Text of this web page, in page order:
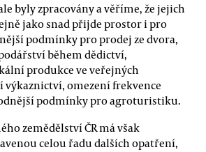
byly zpracovány a věříme, že jejich
jako snad přijde prostor i pro
podmínky pro prodej ze dvora,
během dědictví,
produkce ve veřejných
výkaznictví, omezení frekvence
podmínky pro agroturistiku.
zemědělství ČR má však
celou řadu dalších opatření,